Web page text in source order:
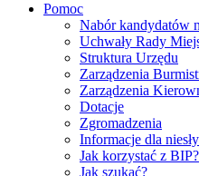
Pomoc
Nabór kandydatów
Uchwały Rady
Struktura Urzędu
Zarządzenia
Zarządzenia
Dotacje
Zgromadzenia
Informacje dla
Jak korzystać z BIP?
Jak szukać?